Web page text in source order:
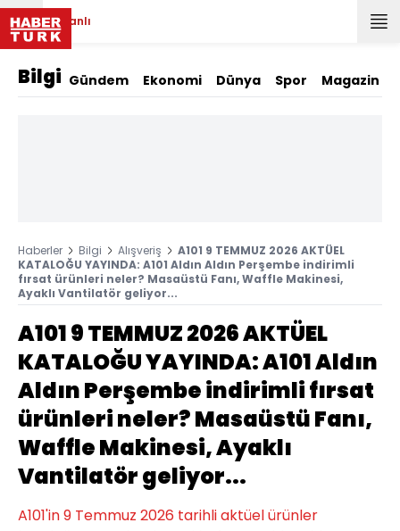
Canlı
Bilgi Gündem Ekonomi Dünya Spor Magazin
Haberler Bilgi Alışveriş
A101 9 TEMMUZ 2026 AKTÜEL
KATALOĞU YAYINDA: A101 Aldın Aldın Perşembe indirimli
fırsat ürünleri neler? Masaüstü Fanı, Waffle Makinesi,
Ayaklı Vantilatör geliyor...
A101 9 TEMMUZ 2026 AKTÜEL
KATALOĞU YAYINDA: A101 Aldın
Aldın Perşembe indirimli fırsat
ürünleri neler? Masaüstü Fanı,
Waffle Makinesi, Ayaklı
Vantilatör geliyor...
A101'in 9 Temmuz 2026 tarihli aktüel ürünler